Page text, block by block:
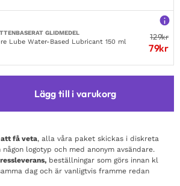
GLIDMEDEL
Lube Water-Based Lubricant 150 ml
129kr
79kr
Lägg till i varukorg
att få veta, alla våra paket skickas i diskreta
logotyp och med anonym avsändare.
beställningar som görs innan kl
dag och är vanligtvis framme redan